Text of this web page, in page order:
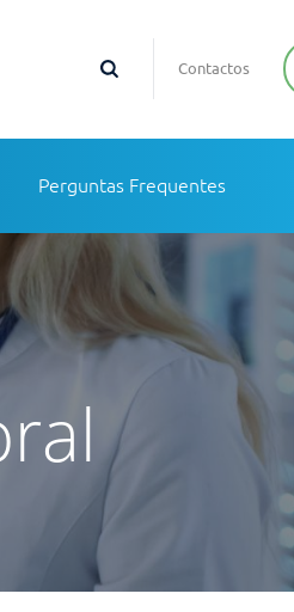
Contactos
Perguntas Frequentes